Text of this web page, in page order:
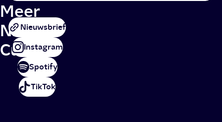
Meer
NPO
Cultuur
Nieuwsbrief
Instagram
Spotify
TikTok